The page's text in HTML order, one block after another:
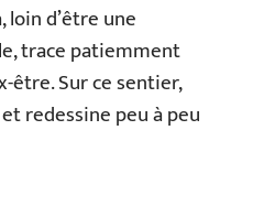
loin d’être une
trace patiemment
être. Sur ce sentier,
redessine peu à peu